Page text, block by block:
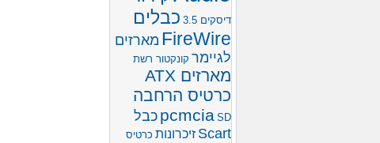
דיסקים 3.5
כבלים
FireWire מארזים
לגיימר קונקטור רשת
מארזים ATX
כרטיס הרחבה
pcmcia SD
כבל
Scart זיכרונות כרטיס